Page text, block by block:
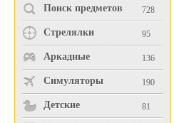
Поиск предметов 728
Стрелялки 95
Аркадные 136
Симуляторы 190
Детские 81